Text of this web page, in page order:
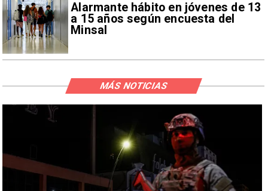
Alarmante hábito en jóvenes de 13
a 15 años según encuesta del
Minsal
MÁS NOTICIAS